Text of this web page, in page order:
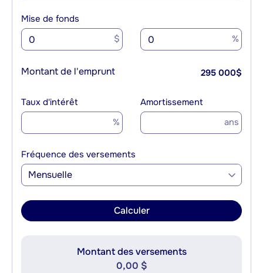
Mise de fonds
$ %
Montant de l'emprunt 295 000$
Taux d'intérêt
%
Amortissement
ans
Fréquence des versements
Mensuelle
Calculer
Montant des versements
0,00 $